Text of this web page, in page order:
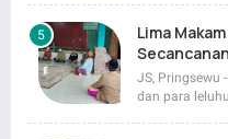
Lima
Secancanan
JS, Pringsewu
dan para